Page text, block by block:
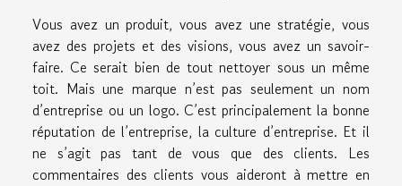
Vous avez un produit, vous avez une stratégie, vous
avez des projets et des visions, vous avez un savoir-
faire. Ce serait bien de tout nettoyer sous un même
toit. Mais une marque n’est pas seulement un nom
d’entreprise ou un logo. C’est principalement la bonne
réputation de l’entreprise, la culture d’entreprise. Et il
ne s’agit pas tant de vous que des clients. Les
commentaires des clients vous aideront à mettre en